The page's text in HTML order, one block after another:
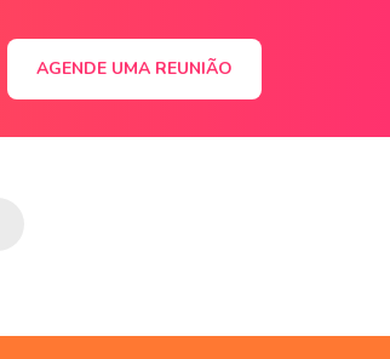
AGENDE UMA REUNIÃO